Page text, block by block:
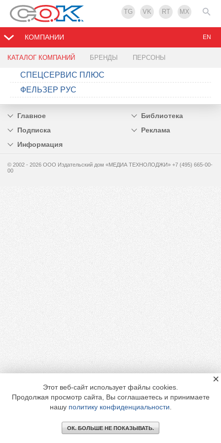
TG VK RT MX
КОМПАНИИ
КАТАЛОГ КОМПАНИЙ БРЕНДЫ ПЕРСОНЫ
EN
СПЕЦСЕРВИС ПЛЮС
ФЕЛЬЗЕР РУС
Главное
Библиотека
Подписка
Реклама
Информация
© 2002 - 2026 OOO Издательский дом «МЕДИА ТЕХНОЛОДЖИ» +7 (495) 665-00-
00
Этот веб-сайт использует файлы cookies.
Продолжая просмотр сайта, Вы соглашаетесь и принимаете
нашу политику конфиденциальности
ОК. БОЛЬШЕ НЕ ПОКАЗЫВАТЬ.
×